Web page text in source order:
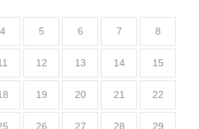
4 5 6 7 8
12 13 14 15
19 20 21 22
26 27 28 29